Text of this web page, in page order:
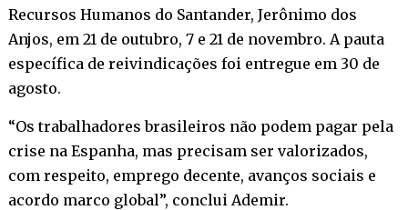
Recursos Humanos do Santander, Jerônimo dos
Anjos, em 21 de outubro, 7 e 21 de novembro. A pauta
específica de reivindicações foi entregue em 30 de
agosto.
“Os trabalhadores brasileiros não podem pagar pela
crise na Espanha, mas precisam ser valorizados,
com respeito, emprego decente, avanços sociais e
acordo marco global”, conclui Ademir.